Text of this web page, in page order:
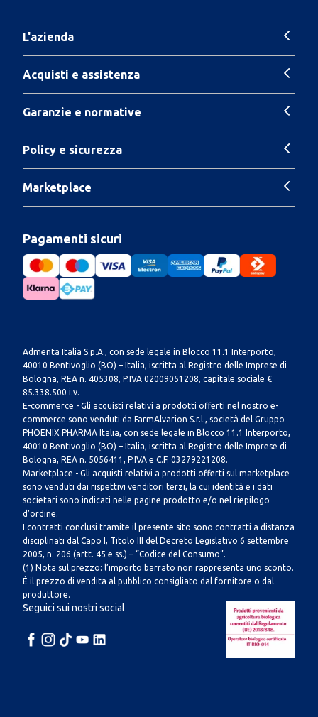
L'azienda
Acquisti e assistenza
Garanzie e normative
Policy e sicurezza
Marketplace
Pagamenti sicuri
Admenta Italia S.p.A., con sede legale in Blocco 11.1 Interporto,
40010 Bentivoglio (BO) – Italia, iscritta al Registro delle Imprese di
Bologna, REA n. 405308, P.IVA 02009051208, capitale sociale €
85.338.500 i.v.
E-commerce - Gli acquisti relativi a prodotti offerti nel nostro e-
commerce sono venduti da FarmAlvarion S.r.l., società del Gruppo
PHOENIX PHARMA Italia, con sede legale in Blocco 11.1 Interporto,
40010 Bentivoglio (BO) – Italia, iscritta al Registro delle Imprese di
Bologna, REA n. 5056411, P.IVA e C.F. 03279221208.
Marketplace - Gli acquisti relativi a prodotti offerti sul marketplace
sono venduti dai rispettivi venditori terzi, la cui identità e i dati
societari sono indicati nelle pagine prodotto e/o nel riepilogo
d’ordine.
I contratti conclusi tramite il presente sito sono contratti a distanza
disciplinati dal Capo I, Titolo III del Decreto Legislativo 6 settembre
2005, n. 206 (artt. 45 e ss.) – “Codice del Consumo”.
(1) Nota sul prezzo: l’importo barrato non rappresenta uno sconto.
È il prezzo di vendita al pubblico consigliato dal fornitore o dal
produttore.
Seguici sui nostri social